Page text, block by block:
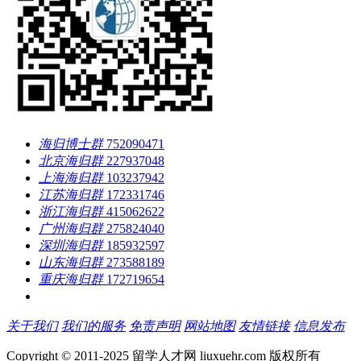
海归博士群 752090471
北京海归群 227937048
上海海归群 103237942
江苏海归群 172331746
浙江海归群 415062622
广州海归群 275824040
深圳海归群 185932597
山东海归群 273588189
重庆海归群 172719654
关于我们 我们的服务 免责声明 网站地图 友情链接 信息发布
Copyright © 2011-2025 留学人才网 liuxuehr.com 版权所有